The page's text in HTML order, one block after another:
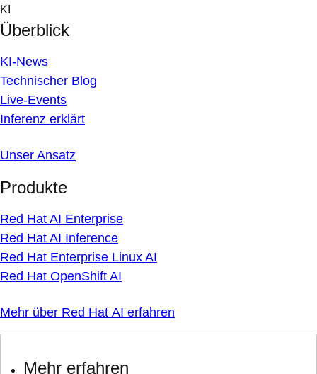
Skip
to
content
KI
Überblick
KI-News
Technischer Blog
Live-Events
Inferenz erklärt
Unser Ansatz
Produkte
Red Hat AI Enterprise
Red Hat AI Inference
Red Hat Enterprise Linux AI
Red Hat OpenShift AI
Mehr über Red Hat AI erfahren
Mehr erfahren